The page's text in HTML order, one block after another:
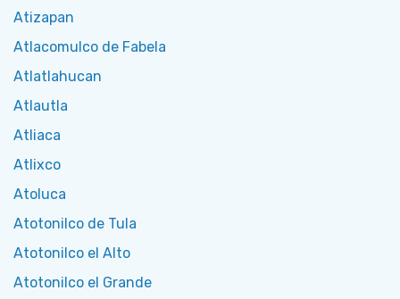
Atizapan
Atlacomulco de Fabela
Atlatlahucan
Atlautla
Atliaca
Atlixco
Atoluca
Atotonilco de Tula
Atotonilco el Alto
Atotonilco el Grande